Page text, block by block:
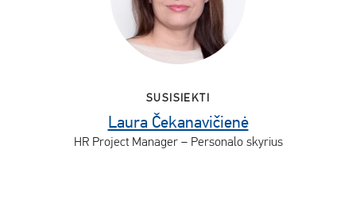
SUSISIEKTI
Laura Čekanavičienė
HR Project Manager – Personalo skyrius